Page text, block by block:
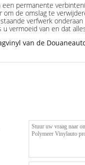
permanente
om de omslag te
verfwerk
u vermoeid van en dat
van de